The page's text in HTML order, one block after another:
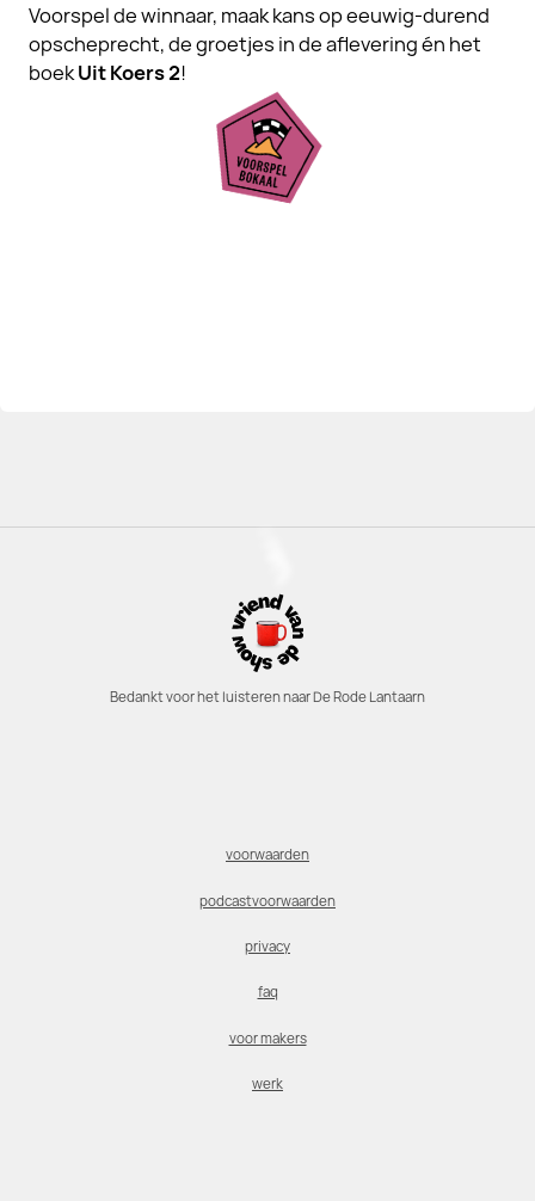
Voorspel de winnaar, maak kans op eeuwig-durend
opscheprecht, de groetjes in de aflevering én het
boekUit Koers 2!
Bedankt voor het luisteren naar De Rode Lantaarn
voorwaarden
podcastvoorwaarden
privacy
faq
voor makers
werk